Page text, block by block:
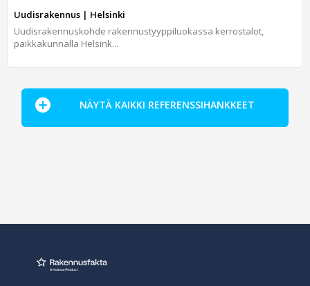
Uudisrakennus | Helsinki
Uudisrakennuskohde rakennustyyppiluokassa kerrostalot,
paikkakunnalla Helsink...
NÄYTÄ KAIKKI REFERENSSIHANKKEET